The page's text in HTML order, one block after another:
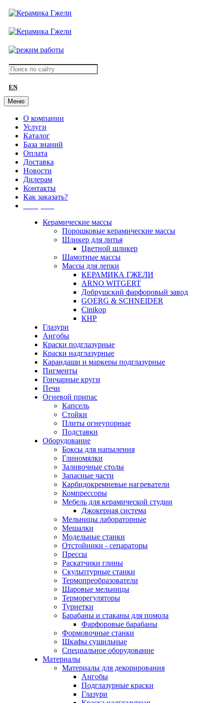
EN
Меню
О компании
Услуги
Каталог
База знаний
Оплата
Доставка
Новости
Дилерам
Контакты
Как заказать?
Керамические массы
Порошковые керамические массы
Шликер для литья
Цветной шликер
Шамотные массы
Массы для лепки
КЕРАМИКА ГЖЕЛИ
ARNO WITGERT
Добрушский фарфоровый завод
GOERG & SCHNEIDER
Cinikop
КНР
Глазури
Ангобы
Краски подглазурные
Краски надглазурные
Карандаши и маркеры подглазурные
Пигменты
Гончарные круги
Печи
Огневой припас
Капсель
Стойки
Плиты огнеупорные
Подставки
Оборудование
Боксы для напыления
Глиномялки
Заливочные столы
Запасные части
Карбидокремневые нагреватели
Компрессоры
Мебель для керамической студии
Джокерная система
Мельницы лабораторные
Мешалки
Модельные станки
Отстойники - сепараторы
Прессы
Раскатчики глины
Скульптурные станки
Термопреобразователи
Шаровые мельницы
Терморегуляторы
Турнетки
Барабаны и стаканы для помола
Фарфоровые барабаны
Формовочные станки
Шкафы сушильные
Специальное оборудование
Материалы
Материалы для декорирования
Ангобы
Подглазурные краски
Глазури